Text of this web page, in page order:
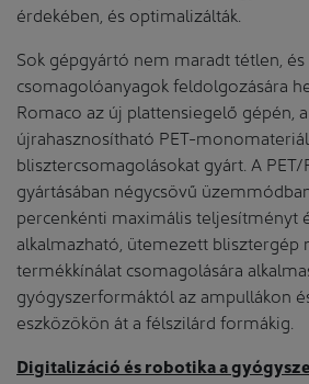
érdekében, és optimalizálták.
Sok gépgyártó nem maradt tétlen,
csomagolóanyagok feldolgozására
Romaco az új plattensiegelő gépén,
újrahasznosítható PET-
blisztercsomagolásokat gyárt. A PET/
gyártásában négycsövű
percenkénti maximális teljesítményt
alkalmazható, ütemezett blisztergép
termékkínálat csomagolására
gyógyszerformáktól az ampullákon
eszközökön át a félszilárd formákig.
Digitalizáció és robotika a